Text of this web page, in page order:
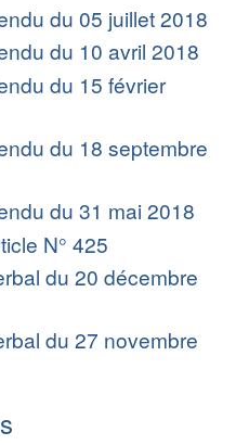
du 05 juillet 2018
du 10 avril 2018
du 15 février
du 18 septembre
du 31 mai 2018
N° 425
du 20 décembre
du 27 novembre